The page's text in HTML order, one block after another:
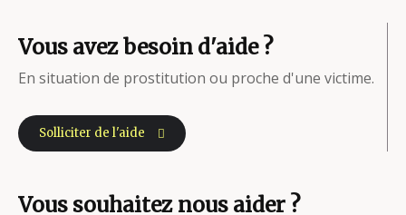
Vous avez besoin d'aide ?
En situation de prostitution ou proche d'une victime.
Solliciter de l'aide
Vous souhaitez nous aider ?